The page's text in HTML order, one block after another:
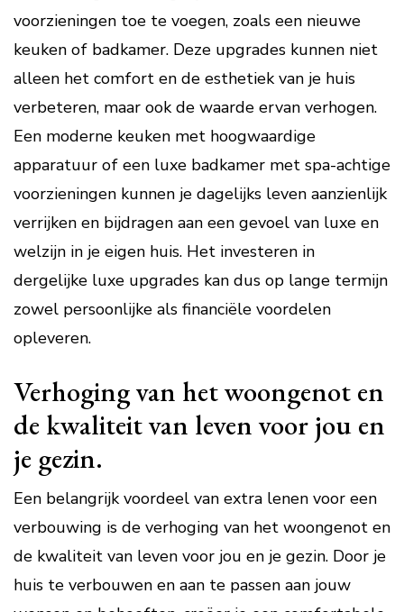
voorzieningen toe te voegen, zoals een nieuwe
keuken of badkamer. Deze upgrades kunnen niet
alleen het comfort en de esthetiek van je huis
verbeteren, maar ook de waarde ervan verhogen.
Een moderne keuken met hoogwaardige
apparatuur of een luxe badkamer met spa-achtige
voorzieningen kunnen je dagelijks leven aanzienlijk
verrijken en bijdragen aan een gevoel van luxe en
welzijn in je eigen huis. Het investeren in
dergelijke luxe upgrades kan dus op lange termijn
zowel persoonlijke als financiële voordelen
opleveren.
Verhoging van het woongenot en
de kwaliteit van leven voor jou en
je gezin.
Een belangrijk voordeel van extra lenen voor een
verbouwing is de verhoging van het woongenot en
de kwaliteit van leven voor jou en je gezin. Door je
huis te verbouwen en aan te passen aan jouw